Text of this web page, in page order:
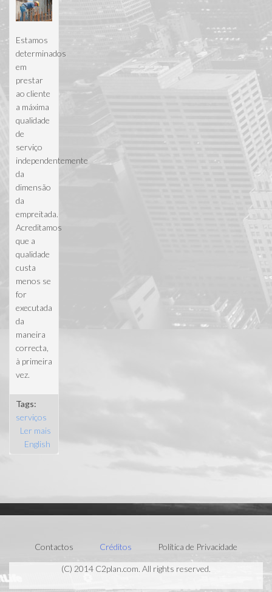
Estamos
determinados
em
prestar
ao cliente
a máxima
qualidade
de
serviço
independentemente
da
dimensão
da
empreitada.
Acreditamos
que a
qualidade
custa
menos se
for
executada
da
maneira
correcta,
à primeira
vez.
Tags:
serviços
Ler mais
acerca de
English
Contactos Créditos Política de Privacidade
(C) 2014 C2plan.com. All rights reserved.